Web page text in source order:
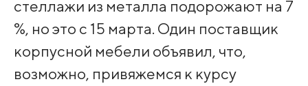
стеллажи из металла подорожают на 7
%, но это с 15 марта. Один поставщик
корпусной мебели объявил, что,
возможно, привяжемся к курсу